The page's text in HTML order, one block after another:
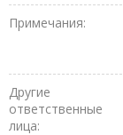
Примечания:
Другие
ответственные
лица: